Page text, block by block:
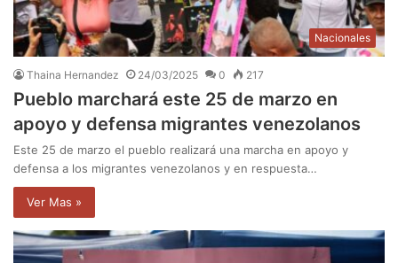
Nacionales
Thaina Hernandez 24/03/2025 0 217
Pueblo marchará este 25 de marzo en
apoyo y defensa migrantes venezolanos
Este 25 de marzo el pueblo realizará una marcha en apoyo y
defensa a los migrantes venezolanos y en respuesta…
Ver Mas »